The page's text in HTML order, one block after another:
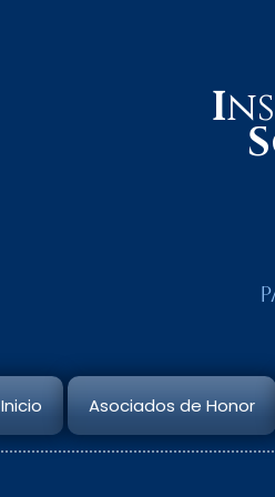
I
S
Inicio Asociados de Honor